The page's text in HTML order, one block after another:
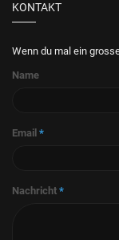
KONTAKT
Wenn du mal ein
Name
Email *
Nachricht *